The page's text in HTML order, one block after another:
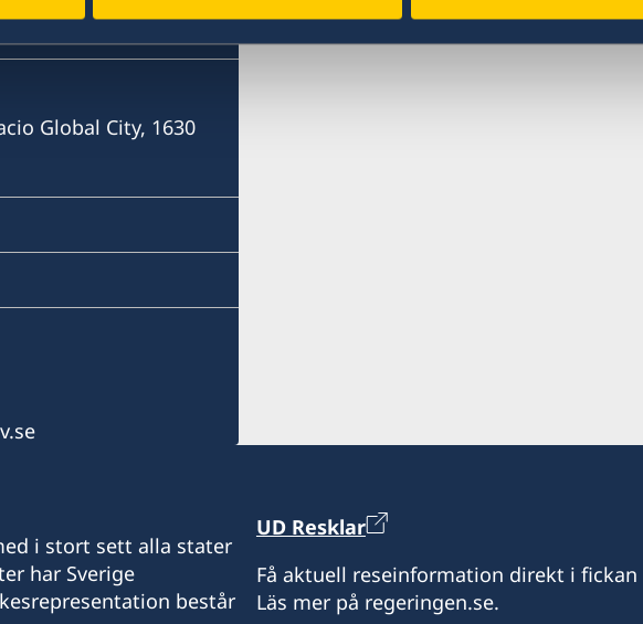
Global City, 1630
+63 (0) 917 311 8976
i stort sett alla stater
har Sverige
består
UD Resklar
Få aktuell reseinformation direkt i fickan
Läs mer på regeringen.se.